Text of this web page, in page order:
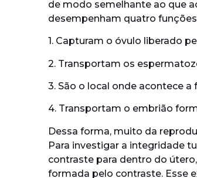
de modo semelhante ao que
desempenham quatro
1. Capturam o óvulo liberado
2. Transportam os
3. São o local onde acontece
4. Transportam o embrião
Dessa forma, muito da
Para investigar a integridade
contraste para dentro do
formada pelo contraste. Esse